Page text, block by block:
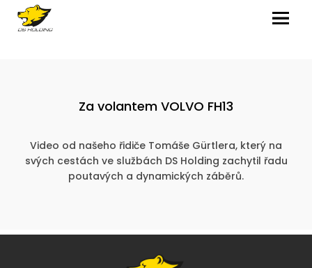
MENU
Za volantem VOLVO FH13
Video od našeho řidiče Tomáše Gürtlera, který na
svých cestách ve službách DS Holding zachytil řadu
poutavých a dynamických záběrů.